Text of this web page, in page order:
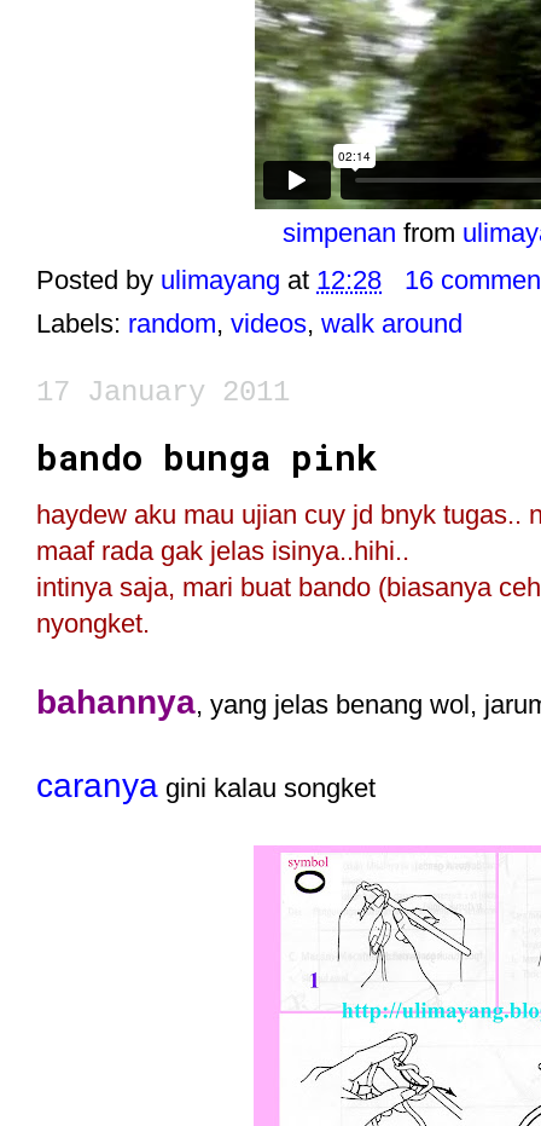
simpenan from
Posted by ulimayang at 12:28
16
Labels: random, videos, walk around
17 January 2011
bando bunga pink
haydew aku mau ujian cuy jd bnyk tugas..
maaf rada gak jelas isinya..hihi..
intinya saja, mari buat bando (biasanya
nyongket.
bahannya, yang jelas benang wol,
caranya gini kalau songket